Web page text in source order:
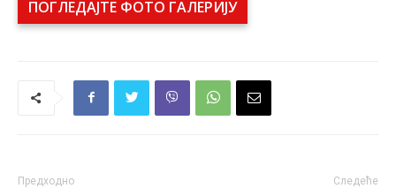
ПОГЛЕДАЈТЕ ФОТО ГАЛЕРИЈУ
Предходно Следеће